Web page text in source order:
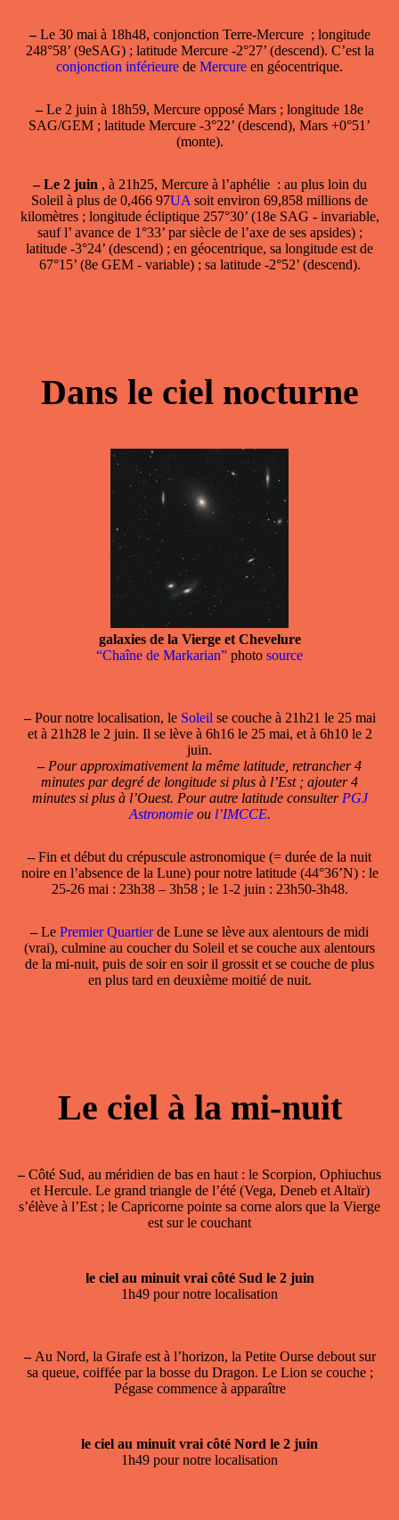
–Le 30 mai à 18h48, conjonction Terre-Mercure ; longitude
248°58’ (9eSAG) ; latitude Mercure -2°27’ (descend). C’est la
conjonction inférieure de Mercure en géocentrique.
–Le 2 juin à 18h59, Mercure opposé Mars ; longitude 18e
SAG/GEM ; latitude Mercure -3°22’ (descend), Mars +0°51’
(monte).
– Le 2 juin , à 21h25, Mercure à l’aphélie : au plus loin du
Soleil à plus de 0,466 97UA soit environ 69,858 millions de
kilomètres ; longitude écliptique 257°30’ (18e SAG - invariable,
sauf l’ avance de 1°33’ par siècle de l’axe de ses apsides) ;
latitude -3°24’ (descend) ; en géocentrique, sa longitude est de
67°15’ (8e GEM - variable) ; sa latitude -2°52’ (descend).
Dans le ciel nocturne
galaxies de la Vierge et Chevelure
“Chaîne de Markarian” photo source
–Pour notre localisation, le Soleil se couche à 21h21 le 25 mai
et à 21h28 le 2 juin. Il se lève à 6h16 le 25 mai, et à 6h10 le 2
juin.
– Pour approximativement la même latitude, retrancher 4
minutes par degré de longitude si plus à l’Est ; ajouter 4
minutes si plus à l’Ouest. Pour autre latitude consulter PGJ
Astronomieou l’IMCCE.
–Fin et début du crépuscule astronomique (= durée de la nuit
noire en l’absence de la Lune) pour notre latitude (44°36’N) : le
25-26 mai : 23h38 – 3h58 ; le 1-2 juin : 23h50-3h48.
–Le Premier Quartierde Lune se lève aux alentours de midi
(vrai), culmine au coucher du Soleil et se couche aux alentours
de la mi-nuit, puis de soir en soir il grossit et se couche de plus
en plus tard en deuxième moitié de nuit.
Le ciel à la mi-nuit
–Côté Sud, au méridien de bas en haut : le Scorpion, Ophiuchus
et Hercule. Le grand triangle de l’été (Vega, Deneb et Altaïr)
s’élève à l’Est ; le Capricorne pointe sa corne alors que la Vierge
est sur le couchant
le ciel au minuit vrai côté Sud le 2 juin
1h49 pour notre localisation
–Au Nord, la Girafe est à l’horizon, la Petite Ourse debout sur
sa queue, coiffée par la bosse du Dragon. Le Lion se couche ;
Pégase commence à apparaître
le ciel au minuit vrai côté Nord le 2 juin
1h49 pour notre localisation